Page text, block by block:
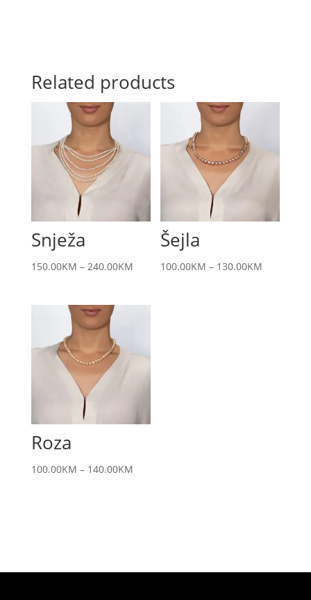
Related products
Snježa
150.00KM – 240.00KM
Šejla
100.00KM – 130.00KM
Roza
100.00KM – 140.00KM